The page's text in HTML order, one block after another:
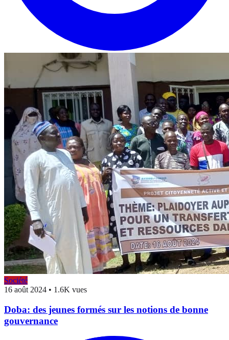
Société
16 août 2024 • 1.6K vues
Doba: des jeunes formés sur les notions de bonne
gouvernance